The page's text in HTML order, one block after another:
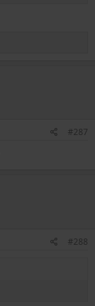
#287
#288